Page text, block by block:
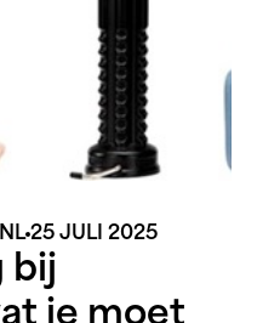
25 JULI 2025
bij